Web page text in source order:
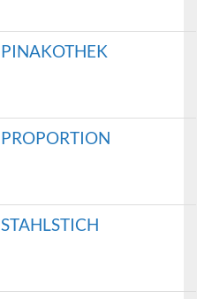
PINAKOTHEK
PROPORTION
STAHLSTICH